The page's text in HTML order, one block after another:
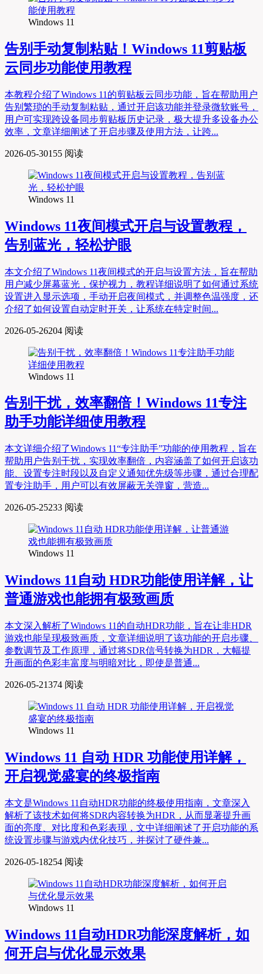
Windows 11
告别手动复制粘贴！Windows 11剪贴板
云同步功能使用教程
本教程介绍了Windows 11的剪贴板云同步功能，旨在帮助用户
告别繁琐的手动复制粘贴，通过开启该功能并登录微软账号，
用户可实现跨设备同步剪贴板历史记录，极大提升多设备办公
效率，文章详细阐述了开启步骤及使用方法，让跨...
2026-05-30155 阅读
Windows 11
Windows 11夜间模式开启与设置教程，
告别蓝光，轻松护眼
本文介绍了Windows 11夜间模式的开启与设置方法，旨在帮助
用户减少屏幕蓝光，保护视力，教程详细说明了如何通过系统
设置进入显示选项，手动开启夜间模式，并调整色温强度，还
介绍了如何设置自动定时开关，让系统在特定时间...
2026-05-26204 阅读
Windows 11
告别干扰，效率翻倍！Windows 11专注
助手功能详细使用教程
本文详细介绍了Windows 11“专注助手”功能的使用教程，旨在
帮助用户告别干扰，实现效率翻倍，内容涵盖了如何开启该功
能、设置专注时段以及自定义通知优先级等步骤，通过合理配
置专注助手，用户可以有效屏蔽无关弹窗，营造...
2026-05-25233 阅读
Windows 11
Windows 11自动 HDR功能使用详解，让
普通游戏也能拥有极致画质
本文深入解析了Windows 11的自动HDR功能，旨在让非HDR
游戏也能呈现极致画质，文章详细说明了该功能的开启步骤、
参数调节及工作原理，通过将SDR信号转换为HDR，大幅提
升画面的色彩丰富度与明暗对比，即使是普通...
2026-05-21374 阅读
Windows 11
Windows 11 自动 HDR 功能使用详解，
开启视觉盛宴的终极指南
本文是Windows 11自动HDR功能的终极使用指南，文章深入
解析了该技术如何将SDR内容转换为HDR，从而显著提升画
面的亮度、对比度和色彩表现，文中详细阐述了开启功能的系
统设置步骤与游戏内优化技巧，并探讨了硬件兼...
2026-05-18254 阅读
Windows 11
Windows 11自动HDR功能深度解析，如
何开启与优化显示效果